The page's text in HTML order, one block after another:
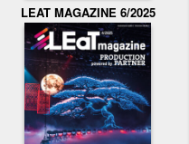
LEAT MAGAZINE 6/2025